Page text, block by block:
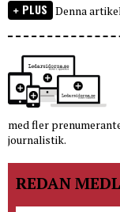
PLUS Denna
med fler
journalistik.
REDAN